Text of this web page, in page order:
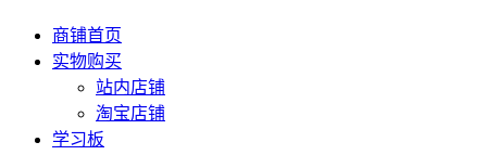
商铺首页
实物购买
站内店铺
淘宝店铺
学习板